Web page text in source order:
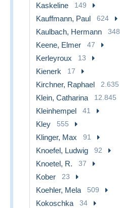
Kaskeline 149
Kauffmann, Paul 624
Kaulbach, Hermann 348
Keene, Elmer 47
Kerleyroux 13
Kienerk 17
Kirchner, Raphael 2.635
Klein, Catharina 12.845
Kleinhempel 41
Kley 555
Klinger, Max 91
Knoefel, Ludwig 92
Knoetel, R. 37
Kober 23
Koehler, Mela 509
Kokoschka 34